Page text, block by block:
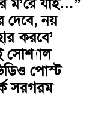
ম’রে যাই…”
দেবে, নয়
করবে’
সোশ্যাল
পোস্ট
সরগরম